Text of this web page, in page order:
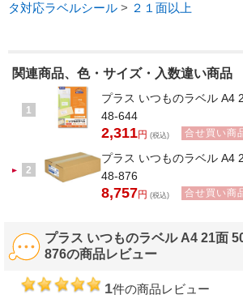
タ対応ラベルシール > ２１面以上
関連商品、色・サイズ・入数違い商品
1
プラス いつものラベル A4
48-644
2,311円 (税込) 合せ買い商
2
プラス いつものラベル A4
48-876
8,757円 (税込) 合せ買い商
プラス いつものラベル A4 21面
876の商品レビュー
1件の商品レビュー